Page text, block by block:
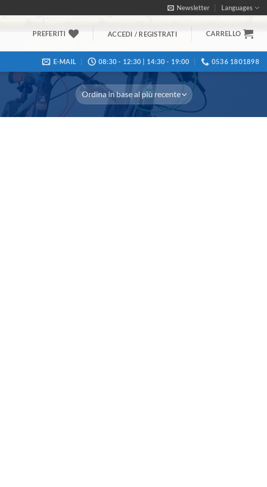
Newsletter Languages
PREFERITI ACCEDI / REGISTRATI CARRELLO
E-MAIL 08:30 - 12:30 | 14:30 - 19:00 0536 1801898